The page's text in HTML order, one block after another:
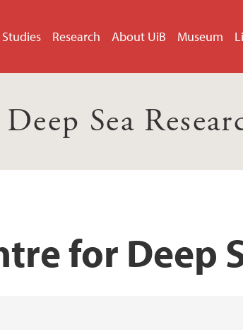
Studies Research About UiB Museum
Sea
for Deep